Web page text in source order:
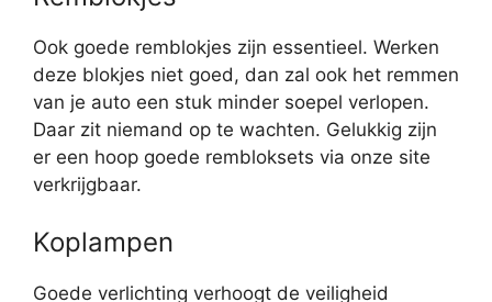
Ook goede remblokjes zijn essentieel. Werken
deze blokjes niet goed, dan zal ook het remmen
van je auto een stuk minder soepel verlopen.
Daar zit niemand op te wachten. Gelukkig zijn
er een hoop goede rembloksets via onze site
verkrijgbaar.
Koplampen
Goede verlichting verhoogt de veiligheid